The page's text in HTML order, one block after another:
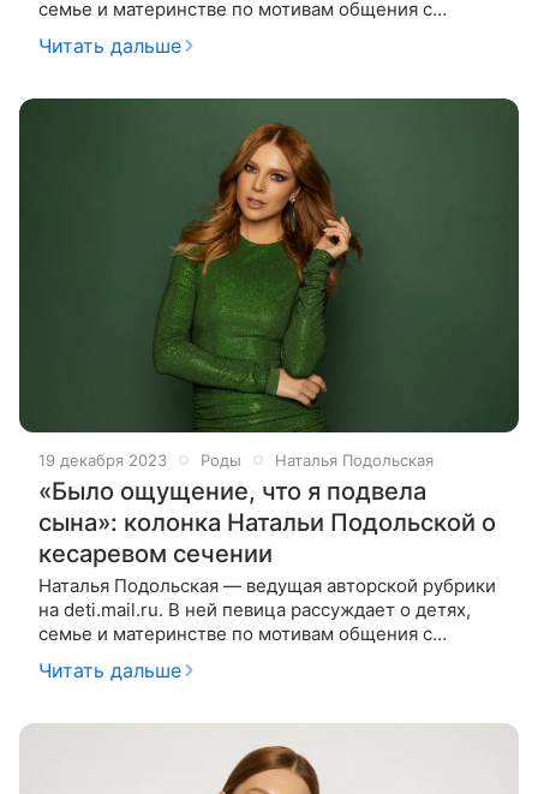
семье и материнстве по мотивам общения с
гостями своего YouTube-шоу «Ваша Наташа». На
этот раз гостьей студии стала
Читать дальше
19 декабря 2023 Роды Наталья Подольская
«Было ощущение, что я подвела
сына»: колонка Натальи Подольской о
кесаревом сечении
Наталья Подольская — ведущая авторской рубрики
на deti.mail.ru. В ней певица рассуждает о детях,
семье и материнстве по мотивам общения с
этот раз гостьей студии стала
Читать дальше